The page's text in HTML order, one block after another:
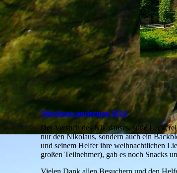
Nikolauswanderung 2024
Der Versuch des Nikolauses, süße
nur den Nikolaus, sondern auch ein
und seinem Helfer ihre weihnachtlichen
großen Teilnehmer), gab es noch Snacks